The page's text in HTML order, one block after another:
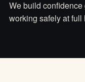
We build
working safely at full